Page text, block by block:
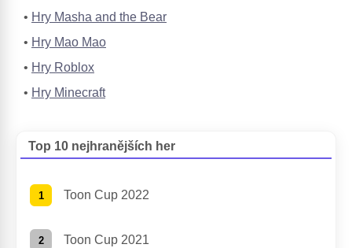
Hry Masha and the Bear
Hry Mao Mao
Hry Roblox
Hry Minecraft
Top 10 nejhranějších her
Toon Cup 2022
Toon Cup 2021